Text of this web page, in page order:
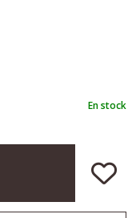
En stock